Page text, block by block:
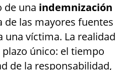
de una indemnización
de las mayores fuentes
víctima. La realidad
único: el tiempo
de la responsabilidad,